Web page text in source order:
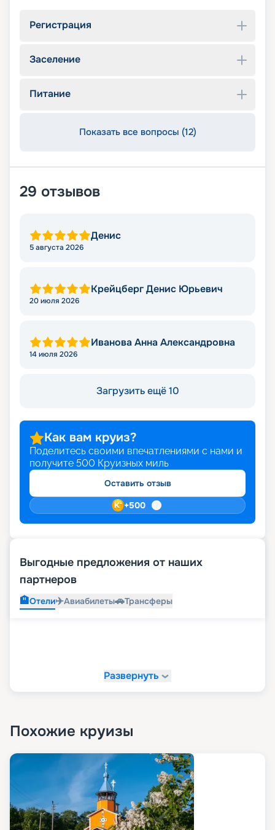
Регистрация
Заселение
Питание
Показать все вопросы (12)
29 отзывов
Денис
5 августа 2026
Крейцберг Денис Юрьевич
20 июля 2026
Иванова Анна Александровна
14 июля 2026
Загрузить ещё 10
Как вам круиз?
Поделитесь своими впечатлениями с нами и
получите 500 Круизных миль
Оставить отзыв
+500
Выгодные предложения от наших
партнеров
🏨Отели✈️Авиабилеты🚗Трансферы
Развернуть
Похожие круизы